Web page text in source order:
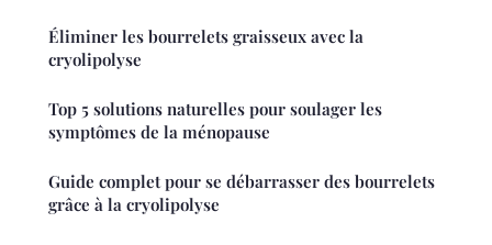
Éliminer les bourrelets graisseux avec la
cryolipolyse
Top 5 solutions naturelles pour soulager les
symptômes de la ménopause
Guide complet pour se débarrasser des bourrelets
grâce à la cryolipolyse